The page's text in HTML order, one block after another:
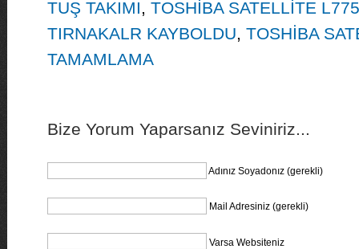
TUŞ TAKIMI, TOSHİBA SATELLİTE
TIRNAKALR KAYBOLDU, TOSHİBA
TAMAMLAMA
Bize Yorum Yaparsanız Seviniriz...
Adınız Soyadonız (gerekli)
Mail Adresiniz (gerekli)
Varsa Websiteniz